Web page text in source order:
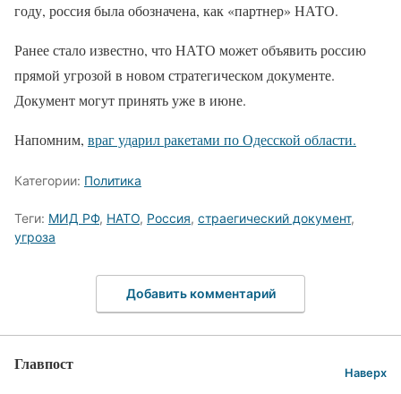
году, россия была обозначена, как «партнер» НАТО.
Ранее стало известно, что НАТО может объявить россию
прямой угрозой в новом стратегическом документе.
Документ могут принять уже в июне.
Напомним, враг ударил ракетами по Одесской области.
Категории: Политика
Теги: МИД РФ, НАТО, Россия, страегический документ,
угроза
Добавить комментарий
Главпост Наверх